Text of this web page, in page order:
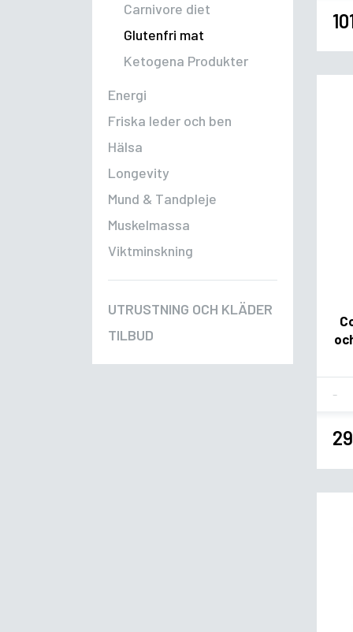
Carnivore diet
Glutenfri mat
Ketogena Produkter
Energi
Friska leder och ben
Hälsa
Longevity
Mund & Tandpleje
Muskelmassa
Viktminskning
UTRUSTNING OCH KLÄDER
TILBUD